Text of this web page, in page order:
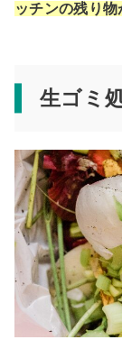
ッチンの残り
生ゴミ